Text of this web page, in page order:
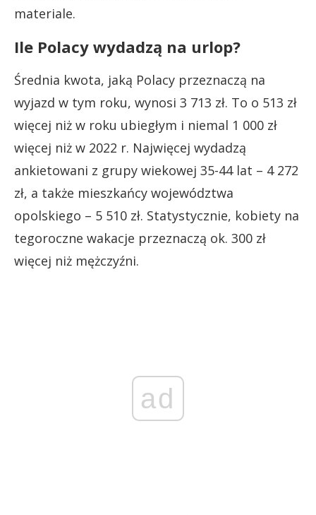
materiale.
Ile Polacy wydadzą na urlop?
Średnia kwota, jaką Polacy przeznaczą na
wyjazd w tym roku, wynosi 3 713 zł. To o 513 zł
więcej niż w roku ubiegłym i niemal 1 000 zł
więcej niż w 2022 r. Najwięcej wydadzą
ankietowani z grupy wiekowej 35-44 lat – 4 272
zł, a także mieszkańcy województwa
opolskiego – 5 510 zł. Statystycznie, kobiety na
tegoroczne wakacje przeznaczą ok. 300 zł
więcej niż mężczyźni.
ad